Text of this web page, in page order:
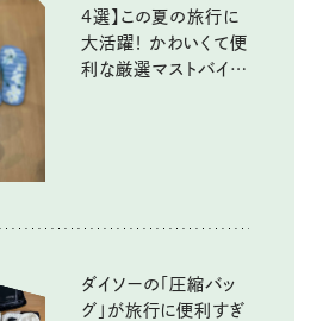
4選】この夏の旅行に
大活躍！ かわいくて便
利な厳選マストバイア
ダイソーの「圧縮バッ
グ」が旅行に便利すぎ